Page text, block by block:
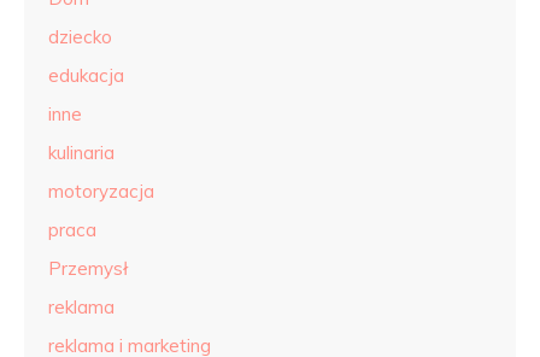
dziecko
edukacja
inne
kulinaria
motoryzacja
praca
Przemysł
reklama
reklama i marketing